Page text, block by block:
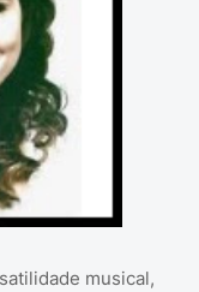
musical,